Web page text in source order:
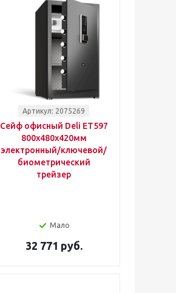
Артикул: 2075269
Сейф офисный Deli ET597
800x480x420мм
электронный/ключевой/
биометрический
трейзер
Мало
32 771 руб.